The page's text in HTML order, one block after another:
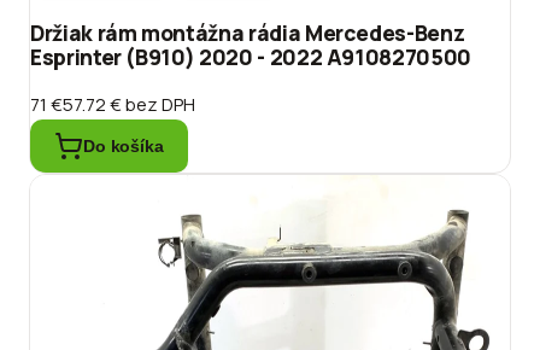
Držiak rám montážna rádia Mercedes-Benz
Esprinter (B910) 2020 - 2022 A9108270500
71 €57.72 €bez DPH
Do košíka